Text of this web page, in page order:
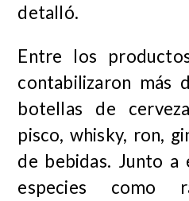
detalló.
Entre los
contabilizaron más
botellas de
pisco, whisky, ron,
de bebidas. Junto a
especies como